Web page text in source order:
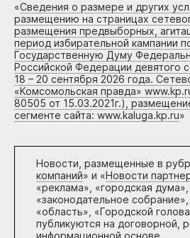
«Сведения о размере и других
размещению на страницах
размещения предвыборных,
период избирательной кампании
Государственную Думу
Российской Федерации девятого
18 – 20 сентября 2026 года.
«Комсомольская правда»
80505 от 15.03.2021г.),
сегменте сайта: www.kaluga.kp.ru»
Новости, размещенные в
компаний» и «Новости
«реклама», «городская дума»,
«законодательное собрание»,
«область», «Городской
публикуются на договорной,